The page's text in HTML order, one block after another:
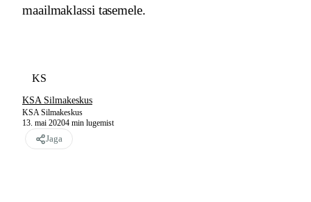
maailmaklassi tasemele.
KS
KSA Silmakeskus
KSA Silmakeskus
13. mai 20204 min lugemist
Jaga